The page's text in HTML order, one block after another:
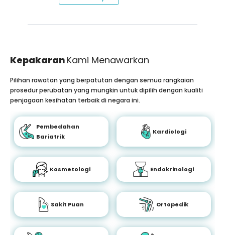
Kepakaran Kami Menawarkan
Pilihan rawatan yang berpatutan dengan semua rangkaian
prosedur perubatan yang mungkin untuk dipilih dengan kualiti
penjagaan kesihatan terbaik di negara ini.
Pembedahan
Bariatrik
Kardiologi
Kosmetologi Endokrinologi
Sakit Puan Ortopedik